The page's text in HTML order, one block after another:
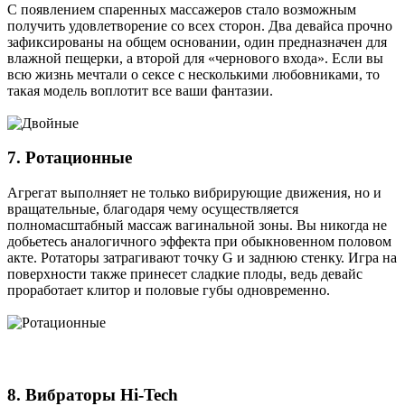
С появлением спаренных массажеров стало возможным
получить удовлетворение со всех сторон. Два девайса прочно
зафиксированы на общем основании, один предназначен для
влажной пещерки, а второй для «чернового входа». Если вы
всю жизнь мечтали о сексе с несколькими любовниками, то
такая модель воплотит все ваши фантазии.
7. Ротационные
Агрегат выполняет не только вибрирующие движения, но и
вращательные, благодаря чему осуществляется
полномасштабный массаж вагинальной зоны. Вы никогда не
добьетесь аналогичного эффекта при обыкновенном половом
акте. Ротаторы затрагивают точку G и заднюю стенку. Игра на
поверхности также принесет сладкие плоды, ведь девайс
проработает клитор и половые губы одновременно.
8. Вибраторы Hi-Tech